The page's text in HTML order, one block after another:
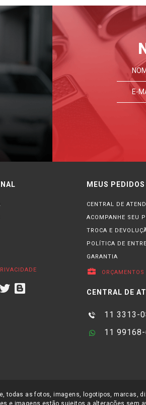
MEUS PEDIDOS
CENTRAL DE
ACOMPANHE SEU
TROCA E
POLÍTICA DE
GARANTIA
CENTRAL DE
11 3313-
11
todas as fotos, imagens, logotipos, marcas,
e imagens estão sujeitos a alterações sem